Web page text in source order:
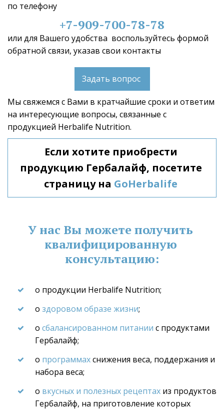
по телефону
+7-909-700-78-78
или для Вашего удобства  воспользуйтесь формой
обратной связи, указав свои контакты
Задать вопрос
Мы свяжемся с Вами в кратчайшие сроки и ответим
на интересующие вопросы, связанные с
продукцией Herbalife Nutrition.
Если хотите приобрести
продукцию Гербалайф, посетите
страницу на GoHerbalife
У нас Вы можете получить
квалифицированную
консультацию:
о продукции Herbalife Nutrition;
о здоровом образе жизни;
о сбалансированном питании с продуктами
Гербалайф;
о программах снижения веса, поддержания и
набора веса;
о вкусных и полезных рецептах из продуктов
Гербалайф, на приготовление которых